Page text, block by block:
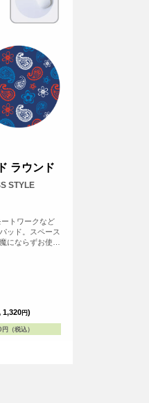
ラウンド
STYLE
トワークなど
ッド。スペース
にならずお使い
1,320円)
円（税込）